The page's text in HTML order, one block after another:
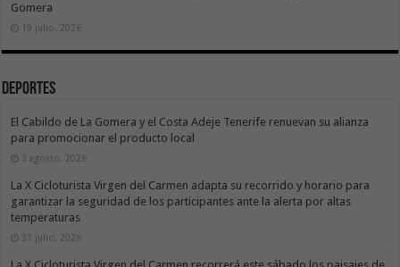
Gomera
19 julio, 2026
Deportes
El Cabildo de La Gomera y el Costa Adeje Tenerife renuevan su alianza
para promocionar el producto local
3 agosto, 2026
La X Cicloturista Virgen del Carmen adapta su recorrido y horario para
garantizar la seguridad de los participantes ante la alerta por altas
temperaturas
31 julio, 2026